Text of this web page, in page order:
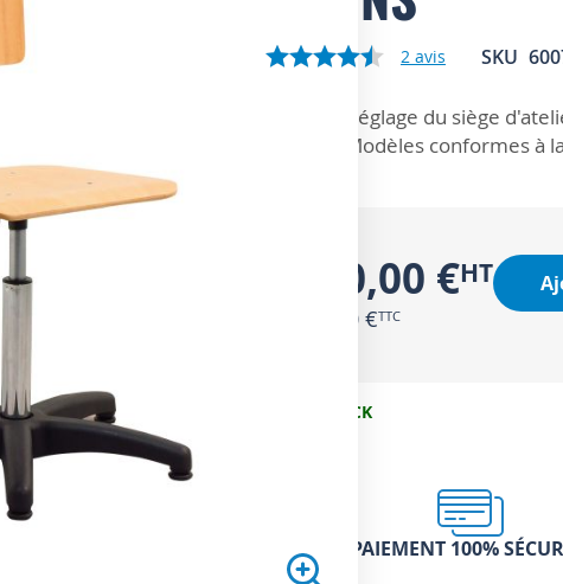
2 avis SKU
Réglage du siège
Modèles conformes à
130,00 €
156,00 €
EN STOCK
PAIEMENT 100%